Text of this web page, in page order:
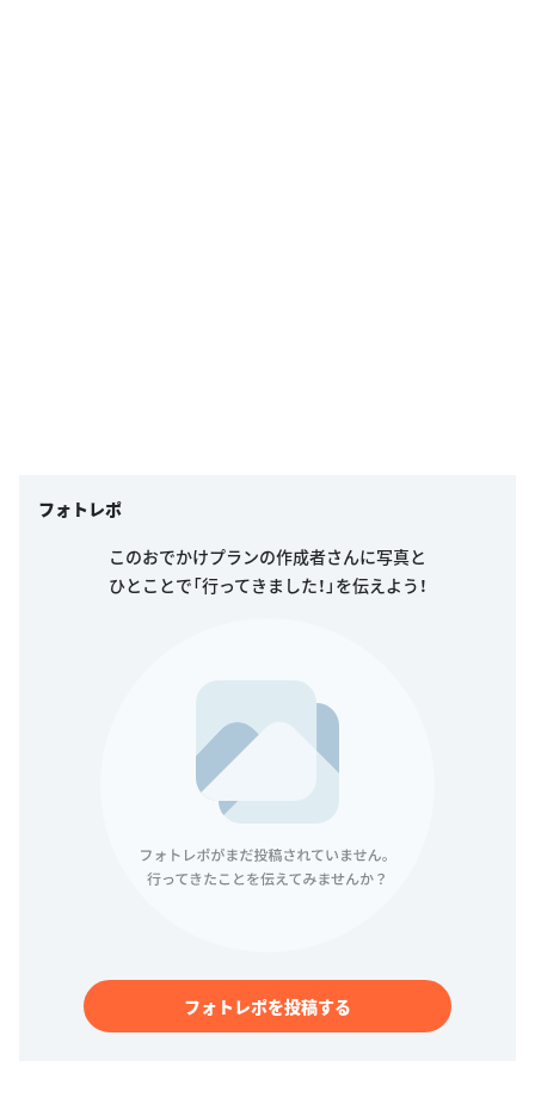
フォトレポ
このおでかけプランの作成者さんに写真と
ひとことで「行ってきました！」を伝えよう！
フォトレポを投稿する